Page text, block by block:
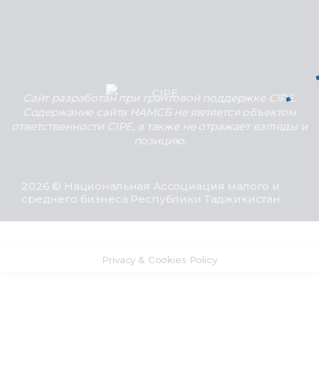
Сайт разработан при грантовой поддержке CIPE.
Содержание сайта НАМСБ не является объектом
ответственности CIPE, а также не отражает взгляды и
позицию.
2026 © Национальная Ассоциация малого и
среднего бизнеса Республики Таджикистан
Privacy & Cookies Policy